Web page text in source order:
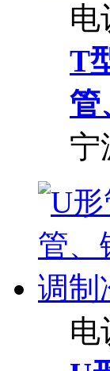
电
T
管
宁
电